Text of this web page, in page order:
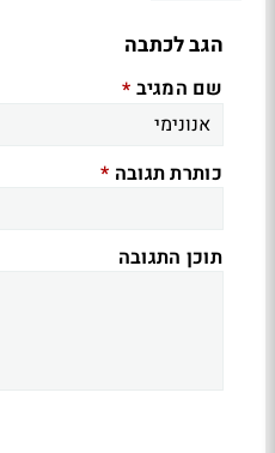
הגב לכתבה
שם המגיב *
כותרת תגובה *
תוכן התגובה